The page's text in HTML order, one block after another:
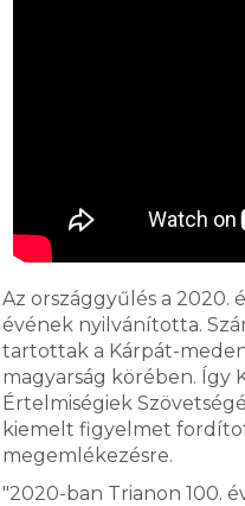
Az országgyűlés a 2020.
évének nyilvánította.
tartottak a Kárpát-
magyarság körében. Így
Értelmiségiek
kiemelt figyelmet
megemlékezésre.
"2020-ban Trianon 100.